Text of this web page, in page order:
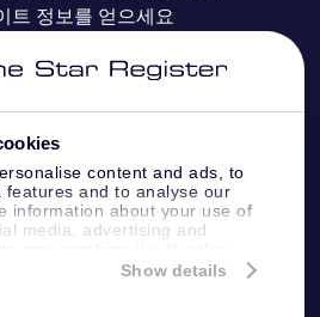
content and ads, to
features and to analyse our
information about your use of
media, advertising and
provided to them or that
Show details
VR 앱
트 정보를 얻으세요